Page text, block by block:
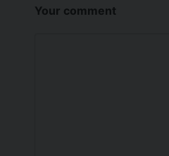
Your comment